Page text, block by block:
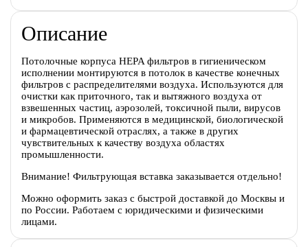
Описание
Потолочные корпуса HEPA фильтров в гигиеническом
исполнении монтируются в потолок в качестве конечных
фильтров с распределителями воздуха. Используются для
очистки как приточного, так и вытяжного воздуха от
взвешенных частиц, аэрозолей, токсичной пыли, вирусов
и микробов. Применяются в медицинской, биологической
и фармацевтической отраслях, а также в других
чувствительных к качеству воздуха областях
промышленности.
Внимание! Фильтрующая вставка заказывается отдельно!
Можно оформить заказ с быстрой доставкой до Москвы и
по России. Работаем с юридическими и физическими
лицами.